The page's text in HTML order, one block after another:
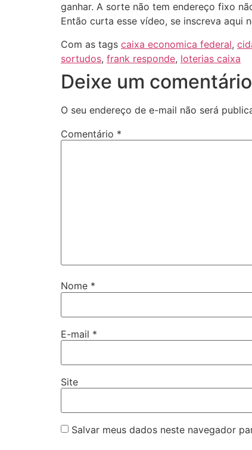
ganhar. A sorte não tem endereço fixo
Então curta esse vídeo, se inscreva aqui
Com as tags caixa economica federal,
sortudos, frank responde, loterias caixa
Deixe um comentário
O seu endereço de e-mail não será
Comentário *
Nome *
E-mail *
Site
Salvar meus dados neste navegador